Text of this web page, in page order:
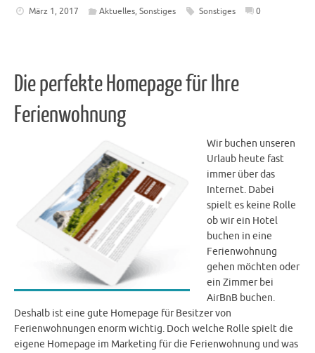
März 1, 2017 Aktuelles,Sonstiges Sonstiges 0
Die perfekte Homepage für Ihre
Ferienwohnung
Wir buchen unseren
Urlaub heute fast
immer über das
Internet. Dabei
spielt es keine Rolle
ob wir ein Hotel
buchen in eine
Ferienwohnung
gehen möchten oder
ein Zimmer bei
AirBnB buchen.
Deshalb ist eine gute Homepage für Besitzer von
Ferienwohnungen enorm wichtig. Doch welche Rolle spielt die
eigene Homepage im Marketing für die Ferienwohnung und was